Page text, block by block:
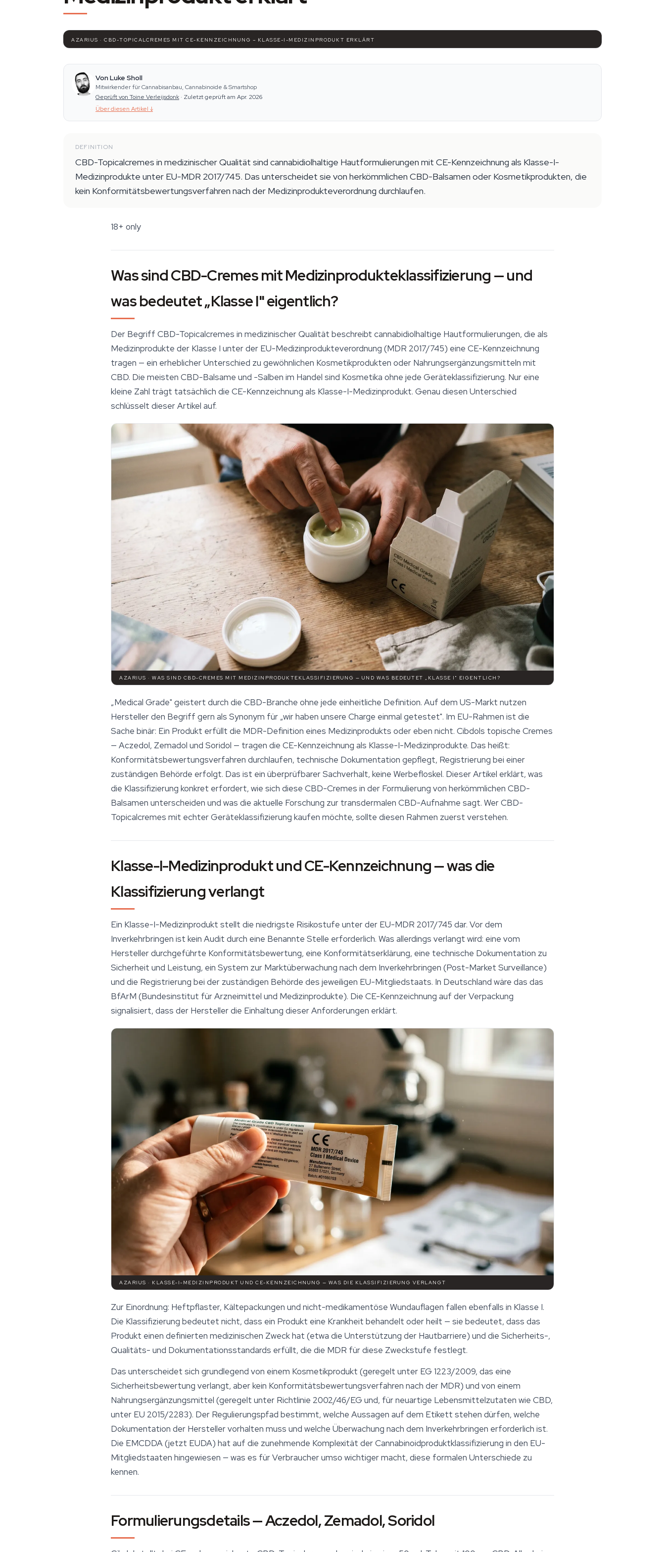
AZARIUS · CBD-TOPICALCREMES MIT CE-KENNZEICHNUNG – KLASSE-I-MEDIZINPRODUKT ERKLÄRT
Von Luke Sholl
Mitwirkender für Cannabisanbau, Cannabinoide & Smartshop
Geprüft von Toine Verleijsdonk · Zuletzt geprüft am Apr. 2026
Über diesen Artikel ↓
DEFINITION
CBD-Topicalcremes in medizinischer Qualität sind cannabidiolhaltige Hautformulierungen mit CE-Kennzeichnung als Klasse-I-
Medizinprodukte unter EU-MDR 2017/745. Das unterscheidet sie von herkömmlichen CBD-Balsamen oder Kosmetikprodukten, die
kein Konformitätsbewertungsverfahren nach der Medizinprodukteverordnung durchlaufen.
18+ only
Was sind CBD-Cremes mit Medizinprodukteklassifizierung — und
was bedeutet „Klasse I" eigentlich?
Der Begriff CBD-Topicalcremes in medizinischer Qualität beschreibt cannabidiolhaltige Hautformulierungen, die als
Medizinprodukte der Klasse I unter der EU-Medizinprodukteverordnung (MDR 2017/745) eine CE-Kennzeichnung
tragen — ein erheblicher Unterschied zu gewöhnlichen Kosmetikprodukten oder Nahrungsergänzungsmitteln mit
CBD. Die meisten CBD-Balsame und -Salben im Handel sind Kosmetika ohne jede Geräteklassifizierung. Nur eine
kleine Zahl trägt tatsächlich die CE-Kennzeichnung als Klasse-I-Medizinprodukt. Genau diesen Unterschied
schlüsselt dieser Artikel auf.
AZARIUS · WAS SIND CBD-CREMES MIT MEDIZINPRODUKTEKLASSIFIZIERUNG — UND WAS BEDEUTET „KLASSE I" EIGENTLICH?
„Medical Grade" geistert durch die CBD-Branche ohne jede einheitliche Definition. Auf dem US-Markt nutzen
Hersteller den Begriff gern als Synonym für „wir haben unsere Charge einmal getestet". Im EU-Rahmen ist die
Sache binär: Ein Produkt erfüllt die MDR-Definition eines Medizinprodukts oder eben nicht. Cibdols topische Cremes
— Aczedol, Zemadol und Soridol — tragen die CE-Kennzeichnung als Klasse-I-Medizinprodukte. Das heißt:
Konformitätsbewertungsverfahren durchlaufen, technische Dokumentation gepflegt, Registrierung bei einer
zuständigen Behörde erfolgt. Das ist ein überprüfbarer Sachverhalt, keine Werbefloskel. Dieser Artikel erklärt, was
die Klassifizierung konkret erfordert, wie sich diese CBD-Cremes in der Formulierung von herkömmlichen CBD-
Balsamen unterscheiden und was die aktuelle Forschung zur transdermalen CBD-Aufnahme sagt. Wer CBD-
Topicalcremes mit echter Geräteklassifizierung kaufen möchte, sollte diesen Rahmen zuerst verstehen.
Klasse-I-Medizinprodukt und CE-Kennzeichnung — was die
Klassifizierung verlangt
Ein Klasse-I-Medizinprodukt stellt die niedrigste Risikostufe unter der EU-MDR 2017/745 dar. Vor dem
Inverkehrbringen ist kein Audit durch eine Benannte Stelle erforderlich. Was allerdings verlangt wird: eine vom
Hersteller durchgeführte Konformitätsbewertung, eine Konformitätserklärung, eine technische Dokumentation zu
Sicherheit und Leistung, ein System zur Marktüberwachung nach dem Inverkehrbringen (Post-Market Surveillance)
und die Registrierung bei der zuständigen Behörde des jeweiligen EU-Mitgliedstaats. In Deutschland wäre das das
BfArM (Bundesinstitut für Arzneimittel und Medizinprodukte). Die CE-Kennzeichnung auf der Verpackung
signalisiert, dass der Hersteller die Einhaltung dieser Anforderungen erklärt.
AZARIUS · KLASSE-I-MEDIZINPRODUKT UND CE-KENNZEICHNUNG — WAS DIE KLASSIFIZIERUNG VERLANGT
Zur Einordnung: Heftpflaster, Kältepackungen und nicht-medikamentöse Wundauflagen fallen ebenfalls in Klasse I.
Die Klassifizierung bedeutet nicht, dass ein Produkt eine Krankheit behandelt oder heilt — sie bedeutet, dass das
Produkt einen definierten medizinischen Zweck hat (etwa die Unterstützung der Hautbarriere) und die Sicherheits-,
Qualitäts- und Dokumentationsstandards erfüllt, die die MDR für diese Zweckstufe festlegt.
Das unterscheidet sich grundlegend von einem Kosmetikprodukt (geregelt unter EG 1223/2009, das eine
Sicherheitsbewertung verlangt, aber kein Konformitätsbewertungsverfahren nach der MDR) und von einem
Nahrungsergänzungsmittel (geregelt unter Richtlinie 2002/46/EG und, für neuartige Lebensmittelzutaten wie CBD,
unter EU 2015/2283). Der Regulierungspfad bestimmt, welche Aussagen auf dem Etikett stehen dürfen, welche
Dokumentation der Hersteller vorhalten muss und welche Überwachung nach dem Inverkehrbringen erforderlich ist.
Die EMCDDA (jetzt EUDA) hat auf die zunehmende Komplexität der Cannabinoidproduktklassifizierung in den EU-
Mitgliedstaaten hingewiesen — was es für Verbraucher umso wichtiger macht, diese formalen Unterschiede zu
kennen.
Formulierungsdetails — Aczedol, Zemadol, Soridol